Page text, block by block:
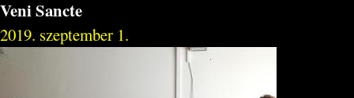
Veni Sancte
2019. szeptember 1.